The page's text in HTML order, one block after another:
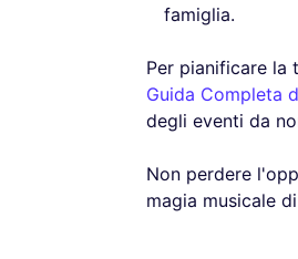
famiglia.
Per pianificare la
Guida Completa
degli eventi da
Non perdere
magia musicale